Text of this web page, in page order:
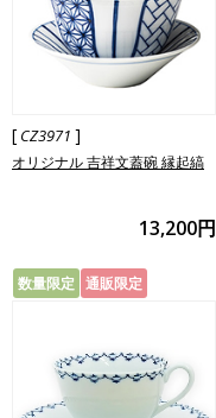
[ CZ3971 ]
オリジナル 吉祥文蓋碗 縁起縞
13,200円
数量限定 通販限定